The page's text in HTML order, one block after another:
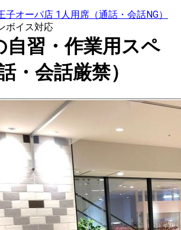
子オーパ店 1人用席（通話・会話NG）
ボイス対応
自習・作業用スペ
・会話厳禁）